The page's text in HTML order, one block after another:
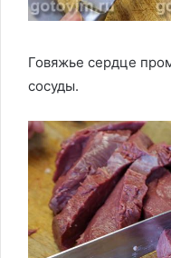
Говяжье сердце
сосуды.